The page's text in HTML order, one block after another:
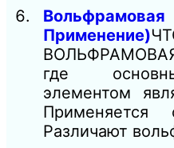
Применение)
где
элементом
Различают